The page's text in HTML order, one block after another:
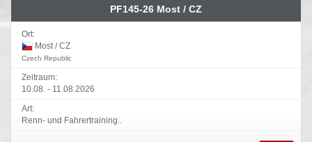
Winter Saison 2024/2025PF145-26 Most / CZ
Ort:
Most / CZ
Czech Republic
Zeitraum:
10.08. - 11.08.2026
Art:
Renn- und Fahrertraining..